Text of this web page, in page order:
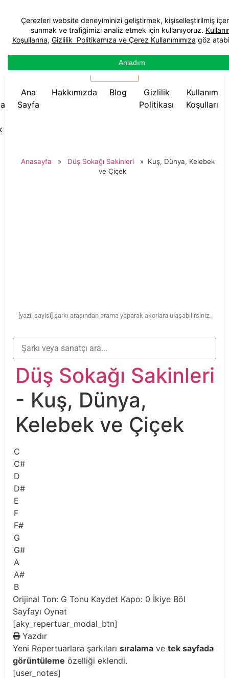
☰ Menü
Ana
Sayfa
Hakkımızda Blog
Gizlilik
Politikası
Kullanım
Koşulları
Anasayfa » Düş Sokağı Sakinleri »
Kuş, Dünya, Kelebek
ve Çiçek
[yazi_sayisi] şarkı arasından arama yaparak akorlara ulaşabilirsiniz.
Düş Sokağı Sakinleri
- Kuş, Dünya,
Kelebek ve Çiçek
C
C#
D
D#
E
F
F#
G
G#
A
A#
B
Orijinal Ton: G Tonu Kaydet Kapo: 0 İkiye Böl
Sayfayı Oynat
[aky_repertuar_modal_btn]
Yazdır
Yeni Repertuarlara şarkıları sıralama ve tek sayfada
görüntüleme özelliği eklendi.
[user_notes]